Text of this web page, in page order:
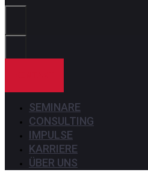
Sie?
SEMINARE
CONSULTING
IMPULSE
KARRIERE
ÜBER UNS